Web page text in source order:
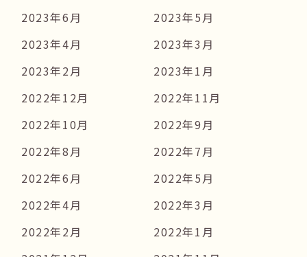
2023年6月
2023年5月
2023年4月
2023年3月
2023年2月
2023年1月
2022年12月
2022年11月
2022年10月
2022年9月
2022年8月
2022年7月
2022年6月
2022年5月
2022年4月
2022年3月
2022年2月
2022年1月